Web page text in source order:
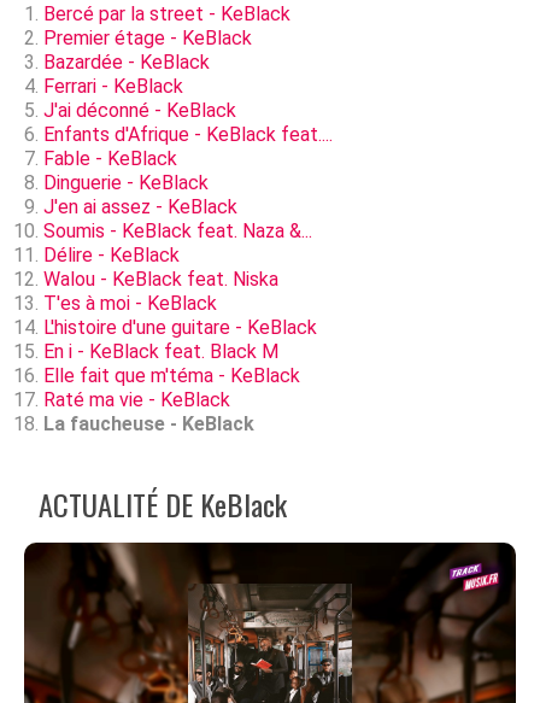
Bercé par la street - KeBlack
Premier étage - KeBlack
Bazardée - KeBlack
Ferrari - KeBlack
J'ai déconné - KeBlack
Enfants d'Afrique - KeBlack feat....
Fable - KeBlack
Dinguerie - KeBlack
J'en ai assez - KeBlack
Soumis - KeBlack feat. Naza &...
Délire - KeBlack
Walou - KeBlack feat. Niska
T'es à moi - KeBlack
L'histoire d'une guitare - KeBlack
En i - KeBlack feat. Black M
Elle fait que m'téma - KeBlack
Raté ma vie - KeBlack
La faucheuse - KeBlack
ACTUALITÉ DE KeBlack